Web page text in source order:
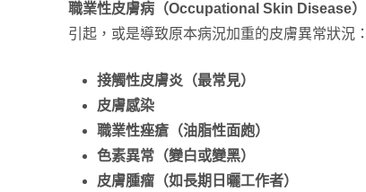
職業性皮膚病（Occupational Skin Disease）
引起，或是導致原本病況加重的皮膚異常狀況：
接觸性皮膚炎（最常見）
皮膚感染
職業性痤瘡（油脂性面皰）
色素異常（變白或變黑）
皮膚腫瘤（如長期日曬工作者）